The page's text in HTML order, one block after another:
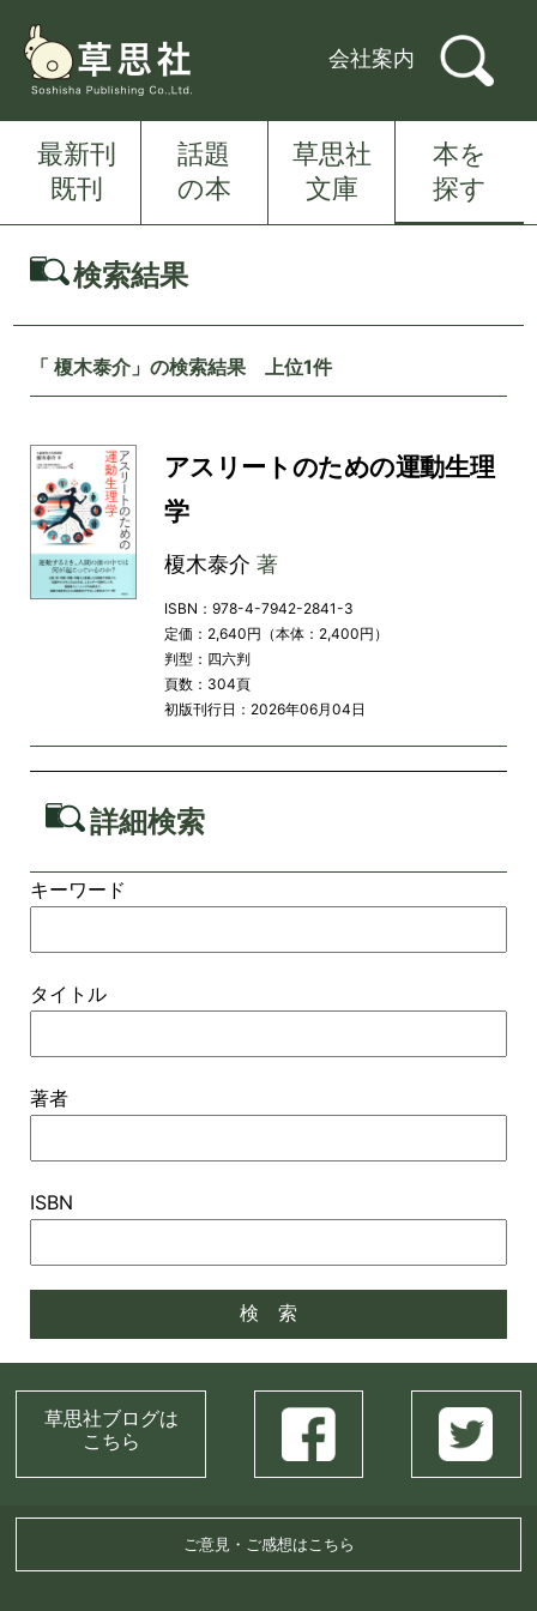
会社案内
最新刊
既刊
話題
の本
草思社
文庫
本を
探す
検索結果
「 榎木泰介」の検索結果 上位1件
アスリートのための運動生理
学
榎木泰介 著
ISBN：978-4-7942-2841-3
定価：2,640円（本体：2,400円）
判型：四六判
頁数：304頁
初版刊行日：2026年06月04日
詳細検索
キーワード
タイトル
著者
ISBN
草思社ブログは
こちら
ご意見・ご感想はこちら